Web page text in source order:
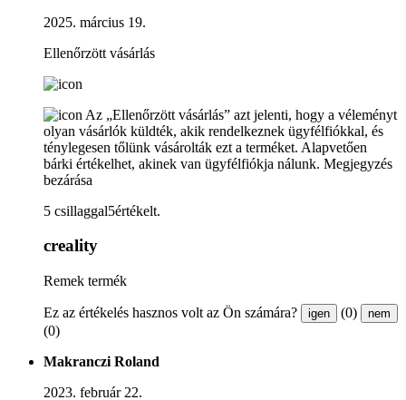
2025. március 19.
Ellenőrzött vásárlás
Az „Ellenőrzött vásárlás” azt jelenti, hogy a véleményt
olyan vásárlók küldték, akik rendelkeznek ügyfélfiókkal, és
ténylegesen tőlünk vásárolták ezt a terméket. Alapvetően
bárki értékelhet, akinek van ügyfélfiókja nálunk. Megjegyzés
bezárása
5 csillaggal5értékelt.
creality
Remek termék
Ez az értékelés hasznos volt az Ön számára? igen (0) nem
(0)
Makranczi Roland
2023. február 22.